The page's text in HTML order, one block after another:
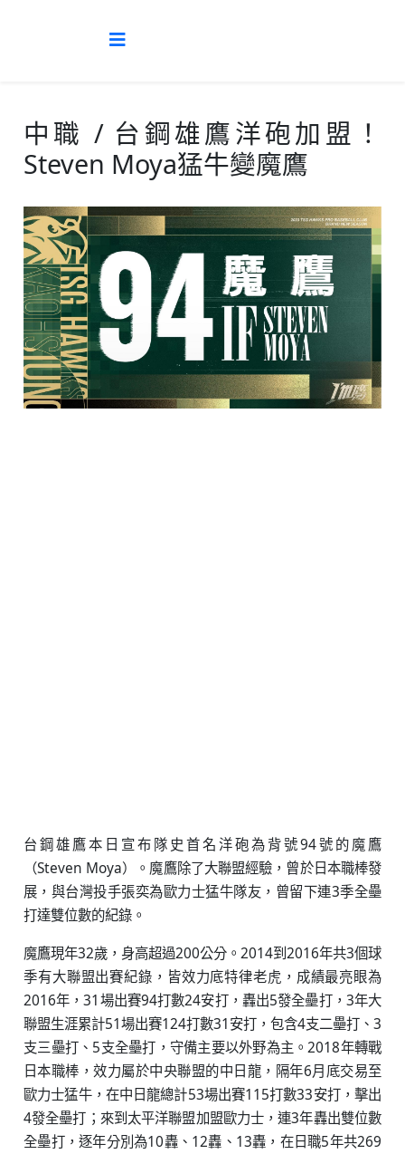
中職 / 台鋼雄鷹洋砲加盟！
Steven Moya猛牛變魔鷹
台鋼雄鷹本日宣布隊史首名洋砲為背號94號的魔鷹
（Steven Moya）。魔鷹除了大聯盟經驗，曾於日本職棒發
展，與台灣投手張奕為歐力士猛牛隊友，曾留下連3季全壘
打達雙位數的紀錄。
魔鷹現年32歲，身高超過200公分。2014到2016年共3個球
季有大聯盟出賽紀錄，皆效力底特律老虎，成績最亮眼為
2016年，31場出賽94打數24安打，轟出5發全壘打，3年大
聯盟生涯累計51場出賽124打數31安打，包含4支二壘打、3
支三壘打、5支全壘打，守備主要以外野為主。2018年轉戰
日本職棒，效力屬於中央聯盟的中日龍，隔年6月底交易至
歐力士猛牛，在中日龍總計53場出賽115打數33安打，擊出
4發全壘打；來到太平洋聯盟加盟歐力士，連3年轟出雙位數
全壘打，逐年分別為10轟、12轟、13轟，在日職5年共269